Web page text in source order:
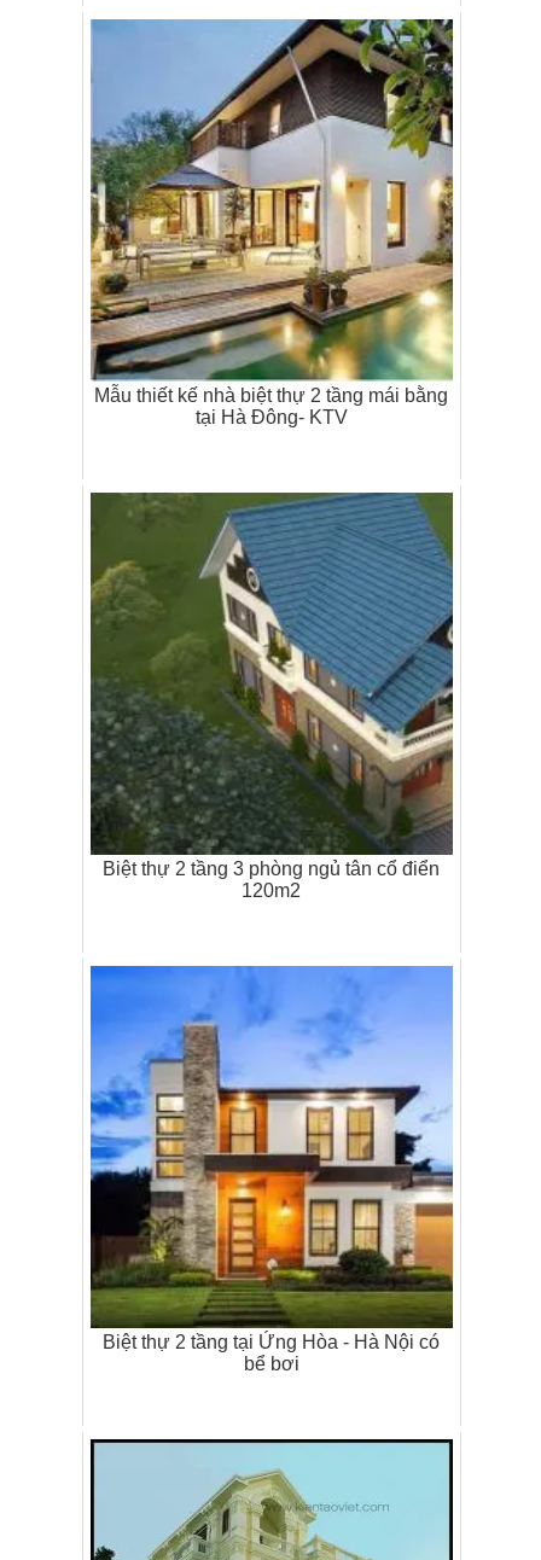
Mẫu thiết kế nhà biệt thự 2 tầng mái bằng
tại Hà Đông- KTV
Biệt thự 2 tầng 3 phòng ngủ tân cổ điển
120m2
Biệt thự 2 tầng tại Ứng Hòa - Hà Nội có
bể bơi